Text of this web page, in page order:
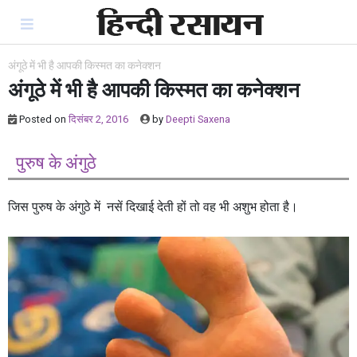
content
अंगूठे में भी है आपकी किस्मत का कनेक्शन
अंगूठे में भी है आपकी किस्मत का कनेक्शन
Posted on दिसंबर 2, 2016 by Deepti Saxena
पुरुष के अंगुठे
जिस पुरुष के अंगुठे में नसें दिखाई देती हों तो वह भी अशुभ होता है।